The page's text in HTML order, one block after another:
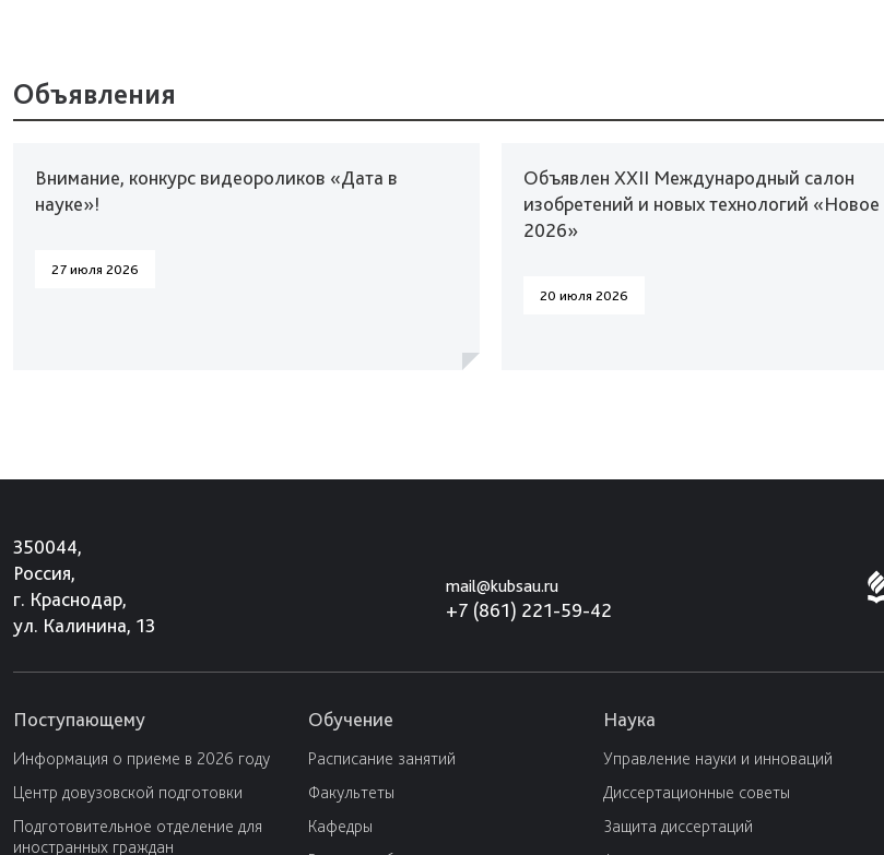
Объявления
Внимание, конкурс видеороликов «Дата в
науке»!
27 июля 2026
Объявлен XXII Международный салон
изобретений и новых технологий «Новое
2026»
20 июля 2026
350044,
Россия,
г. Краснодар,
ул. Калинина, 13
mail@kubsau.ru
+7 (861) 221-59-42
Поступающему
Информация о приеме в 2026 году
Центр довузовской подготовки
Подготовительное отделение для
иностранных граждан
Обучение
Расписание занятий
Факультеты
Кафедры
Наука
Управление науки и инноваций
Диссертационные советы
Защита диссертаций